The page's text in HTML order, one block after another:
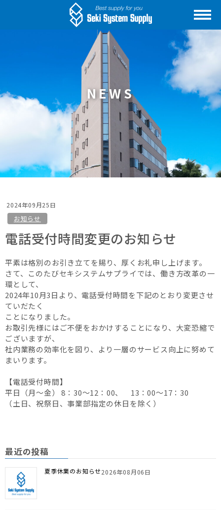
NEWS
2024年09月25日
お知らせ
電話受付時間変更のお知らせ
平素は格別のお引き立てを賜り、厚くお礼申し上げます。
さて、このたびセキシステムサプライでは、働き方改革の一
環として、
2024年10月3日より、電話受付時間を下記のとおり変更させ
ていだたく
ことになりました。
お取引先様にはご不便をおかけすることになり、大変恐縮で
ございますが、
社内業務の効率化を図り、より一層のサービス向上に努めて
まいります。
【電話受付時間】
平日（月～金） 8：30～12：00、 13：00～17：30
（土日、祝祭日、事業部指定の休日を除く）
最近の投稿
夏季休業のお知らせ2026年08月06日